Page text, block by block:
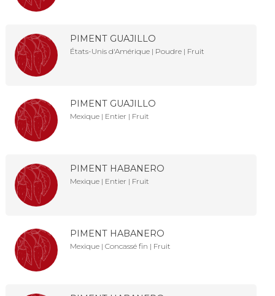
PIMENT GUAJILLO
États-Unis d'Amérique | Poudre | Fruit
PIMENT GUAJILLO
Mexique | Entier | Fruit
PIMENT HABANERO
Mexique | Entier | Fruit
PIMENT HABANERO
Mexique | Concassé fin | Fruit